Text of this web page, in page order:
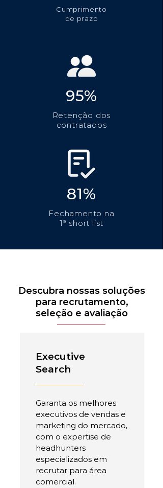
Cumprimento
de prazo
95%
Retenção dos
contratados
81%
Fechamento na
1ª short list
Descubra nossas soluções
para recrutamento,
seleção e avaliação
Executive
Search
Garanta os melhores
executivos de vendas e
marketing do mercado,
com o expertise de
headhunters
especializados em
recrutar para área
comercial.